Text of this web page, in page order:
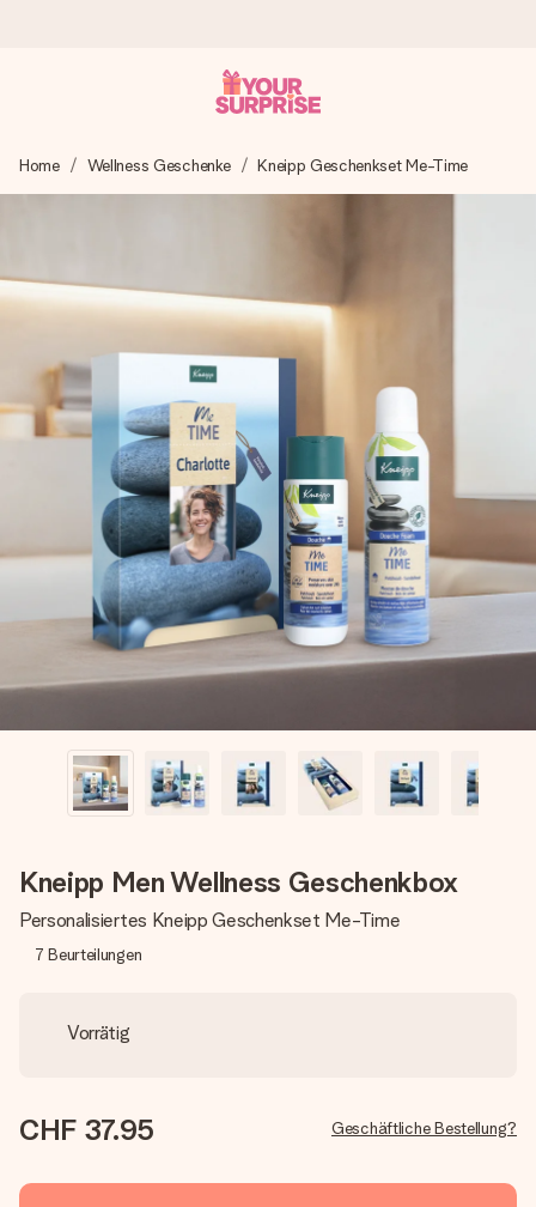
Wir bereiten dein Geschenk sorgfältig vor und schicken es
blitzschnell – damit du es genau zum richtigen Zeitpunkt
4,7 (basierend auf +15.000 Bewertungen)
Unsere Geschenke begeistern. Kunden bewerten uns mit
4,7 bei Google Reviews (Gesamtergebnis aller Länder, in
die wir versenden).
Mit Liebe gemacht, im Handumdrehen
Erstelle etwas Einzigartiges in wenigen Schritten – mit
ihrem Namen, deinem Foto oder einer Nachricht von
Herzen. Kein Stress, nur pure Liebe für den perfekten
Moment.
Home Wellness Geschenke Kneipp Geschenkset Me-Time
Kneipp Men Wellness Geschenkbox
Personalisiertes Kneipp Geschenkset Me-Time
7 Beurteilungen
Vorrätig
CHF 37.95 Geschäftliche Bestellung?